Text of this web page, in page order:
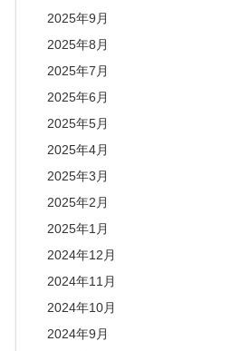
2025年9月
2025年8月
2025年7月
2025年6月
2025年5月
2025年4月
2025年3月
2025年2月
2025年1月
2024年12月
2024年11月
2024年10月
2024年9月